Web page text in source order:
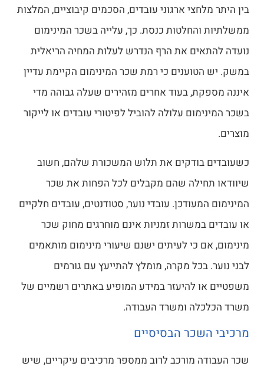
בין היתר מלחצי ארגוני עובדים, הסכמים קיבוציים, המלצות
ממשלתיות והחלטות כנסת. כך, עלייה בשכר המינימום
נועדה להתאים את הרף הנדרש לעלות המחיה הריאלית
במשק. יש הטוענים כי רמת שכר המינימום הקיימת עדיין
איננה מספקת, בעוד אחרים מזהירים שעלה גבוהה מדי
בשכר המינימום עלולה להוביל לפיטורי עובדים או לייקור
מוצרים.
כשעובדים בודקים את תלוש המשכורת שלהם, חשוב
שיוודאו תחילה שהם מקבלים לכל הפחות את שכר
המינימום המעודכן. עובדי נוער, סטודנטים, עובדים חלקיים
או עובדים במשרות זמניות אינם מוחרגים מחוק שכר
מינימום, אם כי לעיתים ישנם שיעורי מינימום מותאמים
לבני נוער. בכל מקרה, מומלץ להתייעץ עם גורמים
משפטיים או להיעזר במידע המופיע באתרים רשמיים של
משרד הכלכלה ומשרד העבודה.
מרכיבי השכר הבסיסיים
שכר העבודה מורכב לרוב ממספר מרכיבים עיקריים, שיש